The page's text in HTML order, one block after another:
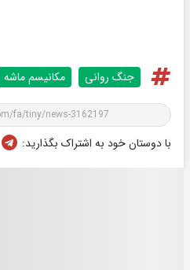
جنگ روانی مکانیسم ماشه
با دوستان خود به اشتراک بگذارید: